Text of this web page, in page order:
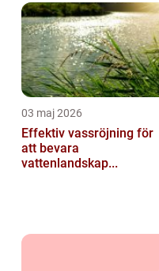
03 maj 2026
Effektiv vassröjning för
att bevara
vattenlandskap...